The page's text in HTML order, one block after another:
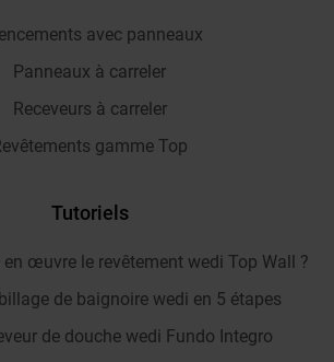
avec panneaux
Panneaux à carreler
Receveurs à carreler
gamme Top
Tutoriels
œuvre le revêtement wedi Top Wall ?
de baignoire wedi en 5 étapes
de douche wedi Fundo Integro